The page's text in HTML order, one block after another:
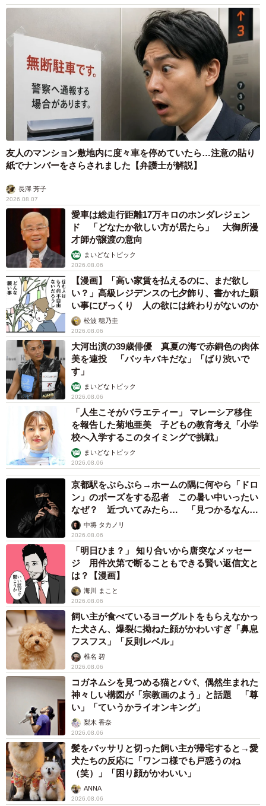
友人のマンション敷地内に度々車を停めていたら…注意の貼り
紙でナンバーをさらされました【弁護士が解説】
長澤 芳子
2026.08.07
愛車は総走行距離17万キロのホンダレジェン
ド 「どなたか欲しい方が居たら」 大御所漫
才師が譲渡の意向
まいどなトピック
2026.08.06
【漫画】「高い家賃を払えるのに、まだ欲し
い？」高級レジデンスの七夕飾り、書かれた願
い事にびっくり 人の欲には終わりがないのか
松波 穂乃圭
2026.08.06
大河出演の39歳俳優 真夏の海で赤銅色の肉体
美を連投 「バッキバキだな」「ばり渋いで
す」
まいどなトピック
2026.08.06
「人生こそがバラエティー」 マレーシア移住
を報告した菊地亜美 子どもの教育考え「小学
校へ入学するこのタイミングで挑戦」
まいどなトピック
2026.08.06
京都駅をぶらぶら→ホームの隅に何やら「ドロ
ン」のポーズをする忍者 この暑い中いったい
なぜ？ 近づいてみたら… 「見つかるなんて
未熟」中将 タカノリ
2026.08.06
「明日ひま？」 知り合いから唐突なメッセー
ジ 用件次第で断ることもできる賢い返信文と
は？【漫画】
海川 まこと
2026.08.06
飼い主が食べているヨーグルトをもらえなかっ
た犬さん、爆裂に拗ねた顔がかわいすぎ「鼻息
フスフス」「反則レベル」
椎名 碧
2026.08.06
コガネムシを見つめる猫とパパ、偶然生まれた
神々しい構図が「宗教画のよう」と話題 「尊
い」「ていうかライオンキング」
梨木 香奈
2026.08.06
髪をバッサリと切った飼い主が帰宅すると→愛
犬たちの反応に「ワンコ様でも戸惑うのね
（笑）」「困り顔がかわいい」
ANNA
2026.08.06